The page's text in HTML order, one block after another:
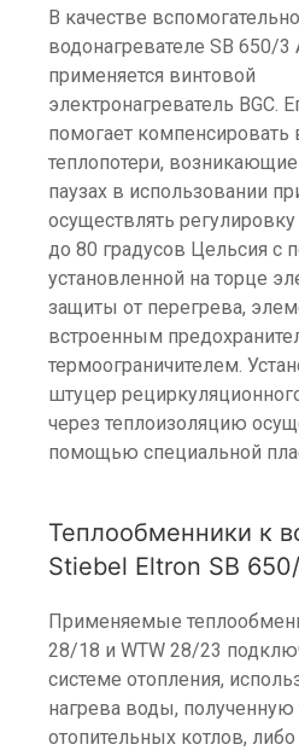
В качестве
водонагревателе SB 650/3
применяется винтовой
электронагреватель BGC.
помогает
теплопотери,
паузах в использовании
осуществлять
до 80 градусов Цельсия с
установленной на торце
защиты от перегрева,
встроенным
термоограничителем.
штуцер
через теплоизоляцию
помощью специальной
Теплообменники к
Stiebel Eltron SB
Применяемые
28/18 и WTW 28/23
системе отопления,
нагрева воды,
отопительных котлов,